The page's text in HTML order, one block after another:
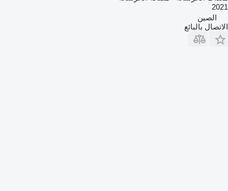
2021
الصين
الاتصال بالبائع